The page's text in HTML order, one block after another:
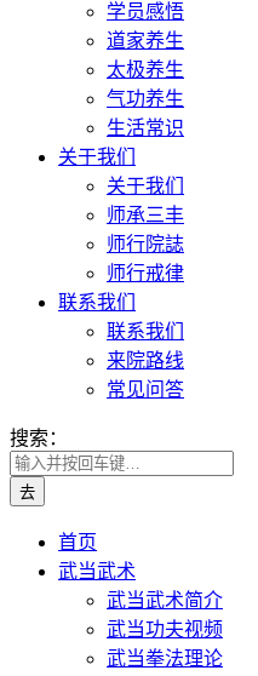
学员感悟
道家养生
太极养生
气功养生
生活常识
关于我们
关于我们
师承三丰
师行院誌
师行戒律
联系我们
联系我们
来院路线
常见问答
搜索：
首页
武当武术
武当武术简介
武当功夫视频
武当拳法理论